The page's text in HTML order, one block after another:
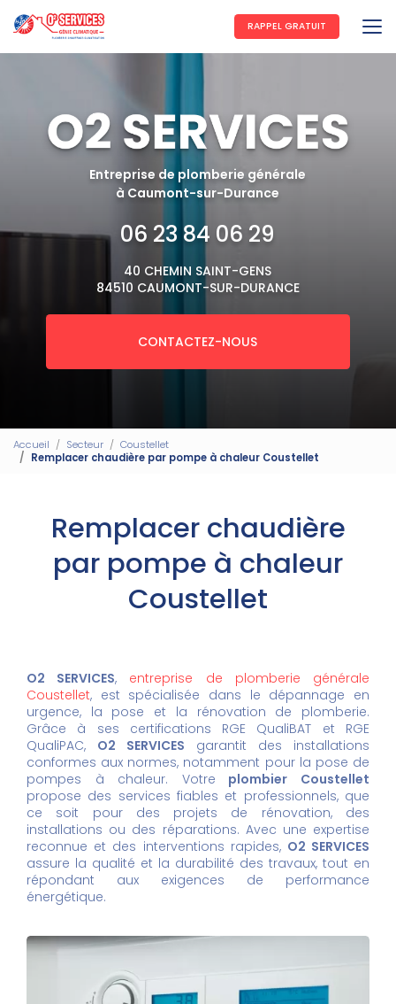
au
contenu
principal
RAPPEL GRATUIT
Entreprise de plomberie générale
à Caumont-sur-Durance
06 23 84 06 29
40 CHEMIN SAINT-GENS
84510 CAUMONT-SUR-DURANCE
CONTACTEZ-NOUS
Accueil Secteur
Coustellet
Remplacer chaudière par pompe à chaleur Coustellet
Remplacer chaudière
par pompe à chaleur
Coustellet
O2 SERVICES, entreprise de plomberie générale
Coustellet, est spécialisée dans le dépannage en
urgence, la pose et la rénovation de plomberie.
Grâce à ses certifications RGE QualiBAT et RGE
QualiPAC, O2 SERVICES garantit des installations
conformes aux normes, notamment pour la pose de
pompes à chaleur. Votre plombier Coustellet
propose des services fiables et professionnels, que
ce soit pour des projets de rénovation, des
installations ou des réparations. Avec une expertise
reconnue et des interventions rapides, O2 SERVICES
assure la qualité et la durabilité des travaux, tout en
répondant aux exigences de performance
énergétique.